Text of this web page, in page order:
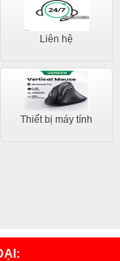
Liên hệ
Thiết bị máy tính